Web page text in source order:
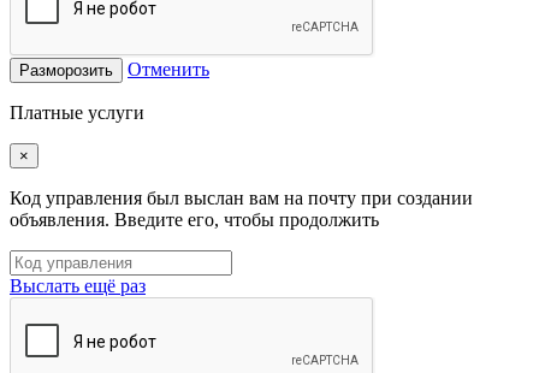
Разморозить Отменить
Платные услуги
×
Код управления был выслан вам на почту при создании
объявления. Введите его, чтобы продолжить
Выслать ещё раз